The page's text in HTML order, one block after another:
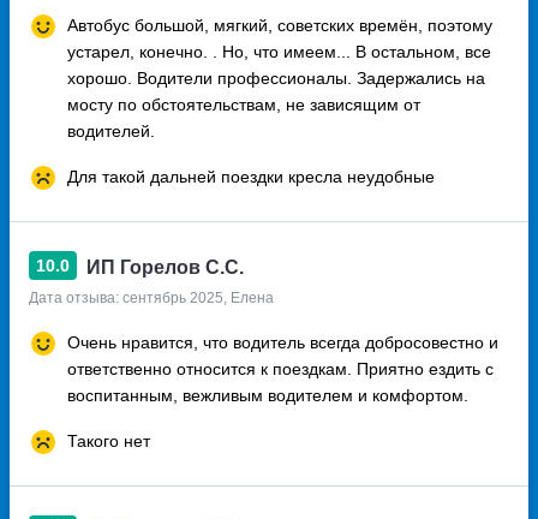
Автобус большой, мягкий, советских времён, поэтому
устарел, конечно. . Но, что имеем... В остальном, все
хорошо. Водители профессионалы. Задержались на
мосту по обстоятельствам, не зависящим от
водителей.
Для такой дальней поездки кресла неудобные
10.0 ИП Горелов С.С.
Дата отзыва: сентябрь 2025, Елена
Очень нравится, что водитель всегда добросовестно и
ответственно относится к поездкам. Приятно ездить с
воспитанным, вежливым водителем и комфортом.
Такого нет